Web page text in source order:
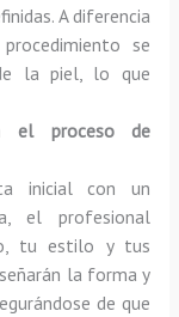
A diferencia
se
la piel, lo que
el proceso de
inicial con un
el profesional
tu estilo y tus
la forma y
de que